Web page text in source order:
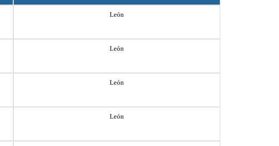
León
León
León
León